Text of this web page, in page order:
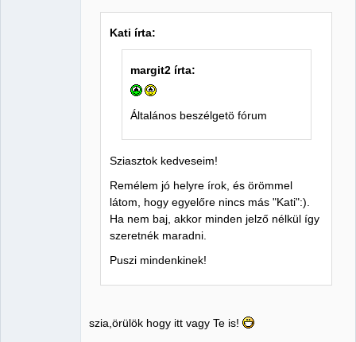
Kati írta:
margit2 írta:
Általános beszélgetö fórum
Sziasztok kedveseim!
Remélem jó helyre írok, és örömmel
látom, hogy egyelőre nincs más "Kati":).
Ha nem baj, akkor minden jelző nélkül így
szeretnék maradni.
Puszi mindenkinek!
szia,örülök hogy itt vagy Te is!